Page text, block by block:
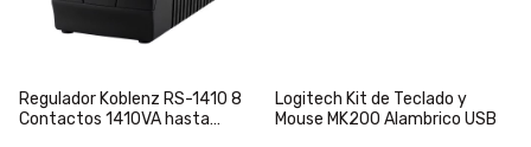
Regulador Koblenz RS-1410 8
Contactos 1410VA hasta
Logitech Kit de Teclado y
Mouse MK200 Alambrico USB